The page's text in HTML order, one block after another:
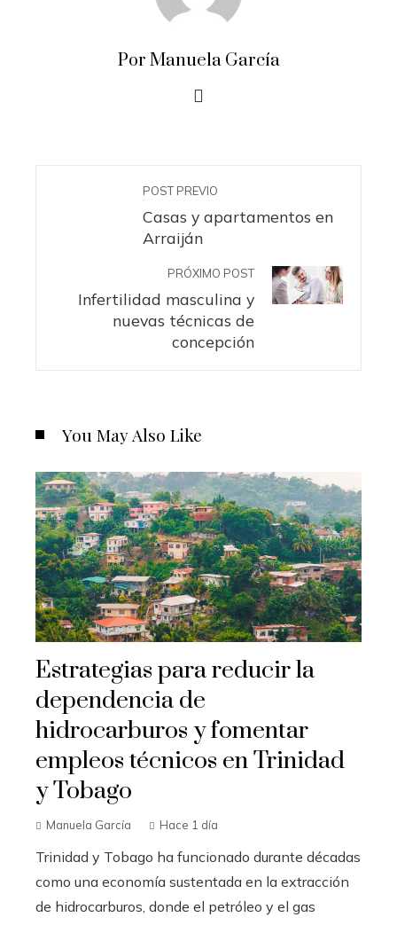
Por Manuela García
POST PREVIO
Casas y apartamentos en
Arraiján
PRÓXIMO POST
Infertilidad masculina y
nuevas técnicas de
concepción
You May Also Like
Estrategias para reducir la
dependencia de
hidrocarburos y fomentar
empleos técnicos en Trinidad
y Tobago
Manuela García Hace 1 día
Trinidad y Tobago ha funcionado durante décadas
como una economía sustentada en la extracción
de hidrocarburos, donde el petróleo y el gas